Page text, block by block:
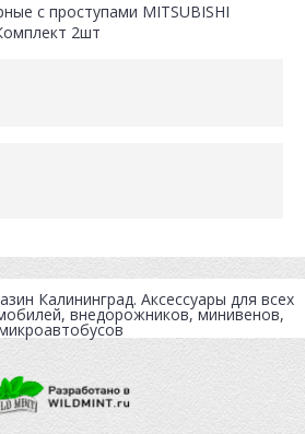
с проступами MITSUBISHI
2шт
Калининград. Аксессуары для всех
внедорожников, минивенов,